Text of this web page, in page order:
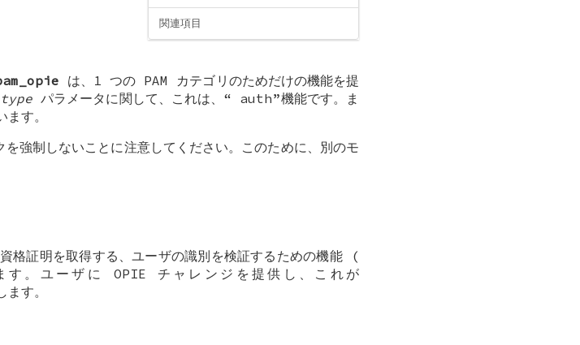
関連項目
は、1 つの PAM カテゴリのためだけの機能を提
パラメータに関して、これは、“ auth”機能です。ま
す。
を強制しないことに注意してください。このために、別のモ
資格証明を取得する、ユーザの識別を検証するための機能 (
。ユーザに OPIE チャレンジを提供し、これが
す。